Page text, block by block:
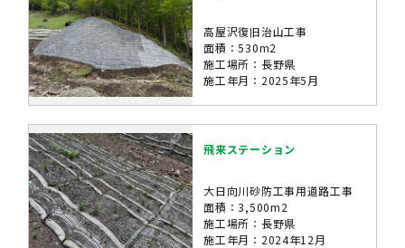
高屋沢復旧治山工事
面積：530m2
施工場所：長野県
施工年月：2025年5月
飛来ステーション
大日向川砂防工事用道路工事
面積：3,500m2
施工場所：長野県
施工年月：2024年12月